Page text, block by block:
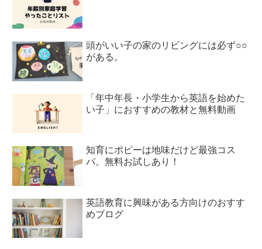
頭がいい子の家のリビングには必ず○○
がある。
「年中年長・小学生から英語を始めた
い子」におすすめの教材と無料動画
知育にポピーは地味だけど最強コス
パ。無料お試しあり！
英語教育に興味がある方向けのおすす
めブログ